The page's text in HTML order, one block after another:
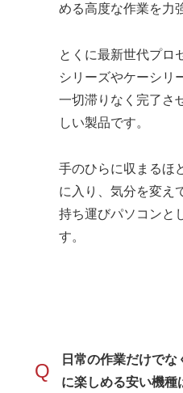
める高度な作業を力
とくに最新世代プロ
シリーズやケーシリ
一切滞りなく完了さ
しい製品です。
手のひらに収まるほ
に入り、気分を変え
持ち運びパソコンと
す。
Q
日常の作業だけで
に楽しめる安い機種